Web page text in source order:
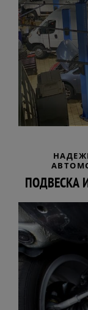
ПОДВЕСКА